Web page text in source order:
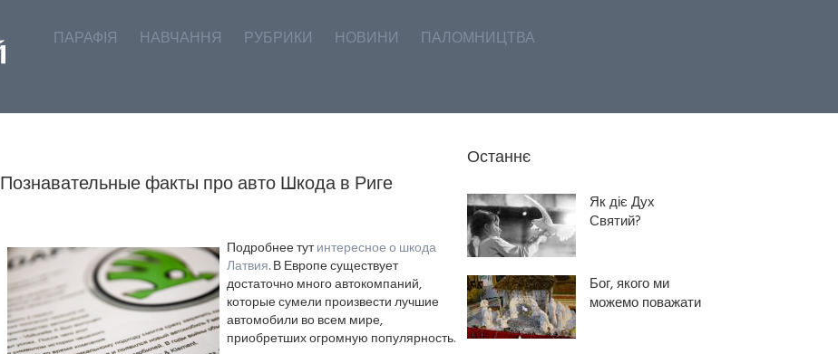
ПАРАФІЯ НАВЧАННЯ РУБРИКИ НОВИНИ ПАЛОМНИЦТВА
Познавательные факты про авто Шкода в Риге
Подробнее тутинтересное о шкода
Латвия. В Европе существует
достаточно много автокомпаний,
которые сумели произвести лучшие
автомобили во всем мире,
приобретших огромную популярность.
Останнє
Як діє Дух
Святий?
Бог, якого ми
можемо поважати